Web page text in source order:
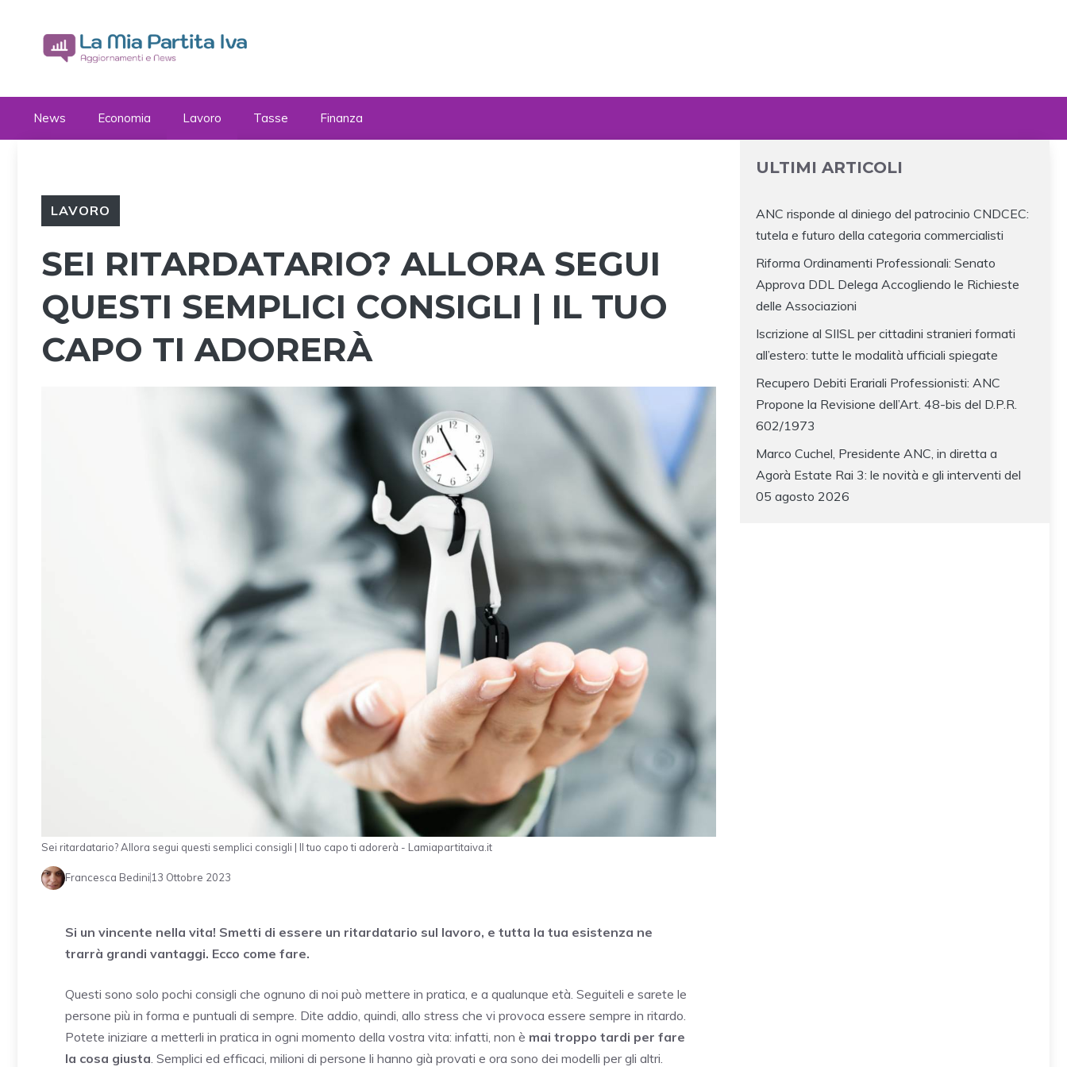
contenuto
News Economia Lavoro Tasse Finanza
LAVORO
SEI RITARDATARIO? ALLORA SEGUI
QUESTI SEMPLICI CONSIGLI | IL TUO
CAPO TI ADORERÀ
Sei ritardatario? Allora segui questi semplici consigli | Il tuo capo ti adorerà - Lamiapartitaiva.it
Francesca Bedini 13 Ottobre 2023
Si un vincente nella vita! Smetti di essere un ritardatario sul lavoro, e tutta la tua esistenza ne
trarrà grandi vantaggi. Ecco come fare.
Questi sono solo pochi consigli che ognuno di noi può mettere in pratica, e a qualunque età. Seguiteli e sarete le
persone più in forma e puntuali di sempre. Dite addio, quindi, allo stress che vi provoca essere sempre in ritardo.
Potete iniziare a metterli in pratica in ogni momento della vostra vita: infatti, non è mai troppo tardi per fare
la cosa giusta . Semplici ed efficaci, milioni di persone li hanno già provati e ora sono dei modelli per gli altri.
ULTIMI ARTICOLI
ANC risponde al diniego del patrocinio CNDCEC:
tutela e futuro della categoria commercialisti
Riforma Ordinamenti Professionali: Senato
Approva DDL Delega Accogliendo le Richieste
delle Associazioni
Iscrizione al SIISL per cittadini stranieri formati
all’estero: tutte le modalità ufficiali spiegate
Recupero Debiti Erariali Professionisti: ANC
Propone la Revisione dell’Art. 48-bis del D.P.R.
602/1973
Marco Cuchel, Presidente ANC, in diretta a
Agorà Estate Rai 3: le novità e gli interventi del
05 agosto 2026